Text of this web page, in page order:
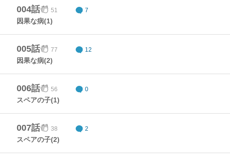
004話 51 7
因果な病(1)
005話 77 12
因果な病(2)
006話 56 0
スペアの子(1)
007話 38 2
スペアの子(2)